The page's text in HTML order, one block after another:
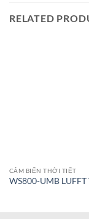
RELATED
CẢM BIẾN THỜI TIẾT
WS800-UMB